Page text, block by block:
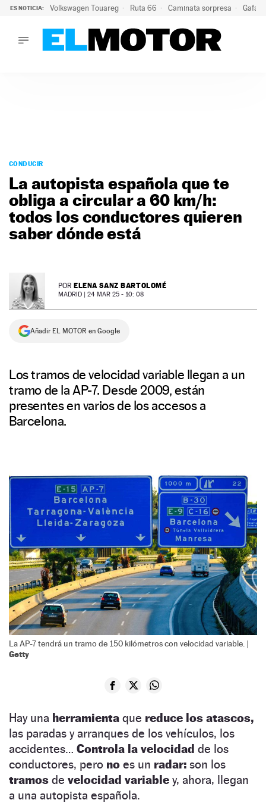
ES NOTICIA: Volkswagen Touareg Ruta 66 Caminata sorpresa Gafas
PODCAST
MOTOS
TECNOLOGÍA
SUPERCOCHES
MOTORTV
NEWSLETTER
CONDUCIR
La autopista española que te
obliga a circular a 60 km/h:
todos los conductores quieren
saber dónde está
POR ELENA SANZ BARTOLOMÉ
MADRID | 24 MAR 25 - 10: 08
Añadir EL MOTOR en Google
Los tramos de velocidad variable llegan a un
tramo de la AP-7. Desde 2009, están
presentes en varios de los accesos a
Barcelona.
La AP-7 tendrá un tramo de 150 kilómetros con velocidad variable. |
Getty
Hay una herramienta que reduce los atascos,
las paradas y arranques de los vehículos, los
accidentes… Controla la velocidad de los
conductores, pero no es un radar: son los
tramos de velocidad variable y, ahora, llegan
a una autopista española.